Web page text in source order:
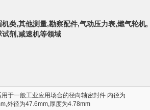
类,其他测量,勘察配件,气动压力表,燃气轮机,
剂,减速机等领域
用于一般工业应用场合的径向轴密封件 内径为
外径为47.6mm,厚度为4.78mm